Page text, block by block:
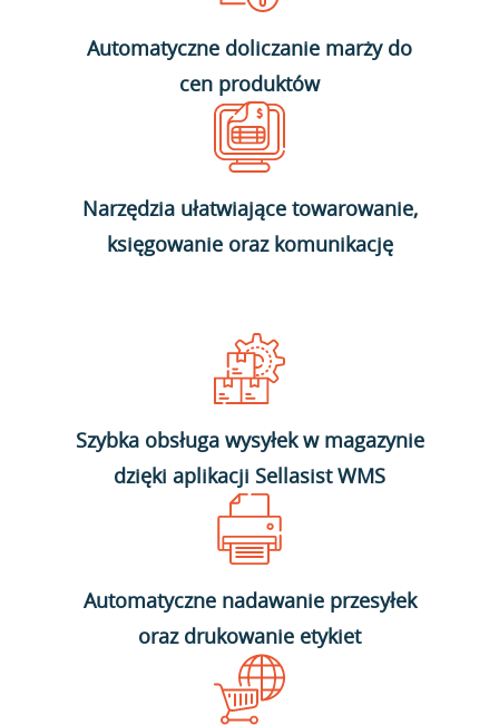
Automatyczne doliczanie marży do
cen produktów
Narzędzia ułatwiające towarowanie,
księgowanie oraz komunikację
Szybka obsługa wysyłek w magazynie
dzięki aplikacji Sellasist WMS
Automatyczne nadawanie przesyłek
oraz drukowanie etykiet